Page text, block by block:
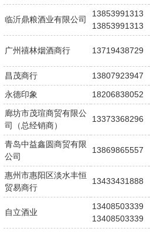
临沂鼎粮酒业有限公司
13853991313
13853991313
广州禧林烟酒商行 13719438729
昌茂商行
13807923947
永德印象
18206838052
廊坊市茂瑄商贸有限公
司（总经销商）
13373368296
青岛中益鑫圆商贸有限
公司
13869865557
惠州市惠阳区淡水丰恒
贸易商行
13433431888
自立酒业
13408503339
13408503339